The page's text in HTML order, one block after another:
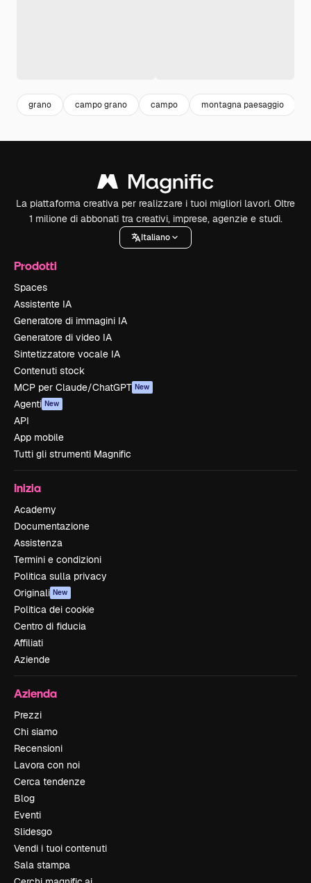
grano campo grano campo montagna paesaggio
La piattaforma creativa per realizzare i tuoi migliori lavori. Oltre
1 milione di abbonati tra creativi, imprese, agenzie e studi.
Italiano
Prodotti
Spaces
Assistente IA
Generatore di immagini IA
Generatore di video IA
Sintetizzatore vocale IA
Contenuti stock
MCP per Claude/ChatGPT New
Agenti New
API
App mobile
Tutti gli strumenti Magnific
Inizia
Academy
Documentazione
Assistenza
Termini e condizioni
Politica sulla privacy
Originali New
Politica dei cookie
Centro di fiducia
Affiliati
Aziende
Azienda
Prezzi
Chi siamo
Recensioni
Lavora con noi
Cerca tendenze
Blog
Eventi
Slidesgo
Vendi i tuoi contenuti
Sala stampa